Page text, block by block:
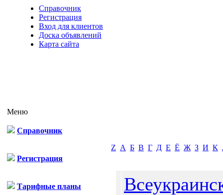
Справочник
Регистрация
Вход для клиентов
Доска объявлений
Карта сайта
Меню
Справочник
Регистрация
Тарифные планы
Z А Б В Г Д Е Ё Ж З И К